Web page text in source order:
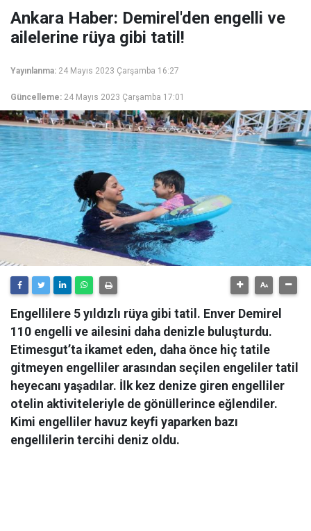
Ankara Haber: Demirel'den engelli ve
ailelerine rüya gibi tatil!
Yayınlanma: 24 Mayıs 2023 Çarşamba 16:27
Güncelleme: 24 Mayıs 2023 Çarşamba 17:01
Engellilere 5 yıldızlı rüya gibi tatil. Enver Demirel
110 engelli ve ailesini daha denizle buluşturdu.
Etimesgut’ta ikamet eden, daha önce hiç tatile
gitmeyen engelliler arasından seçilen engeliler tatil
heyecanı yaşadılar. İlk kez denize giren engelliler
otelin aktiviteleriyle de gönüllerince eğlendiler.
Kimi engelliler havuz keyfi yaparken bazı
engellilerin tercihi deniz oldu.